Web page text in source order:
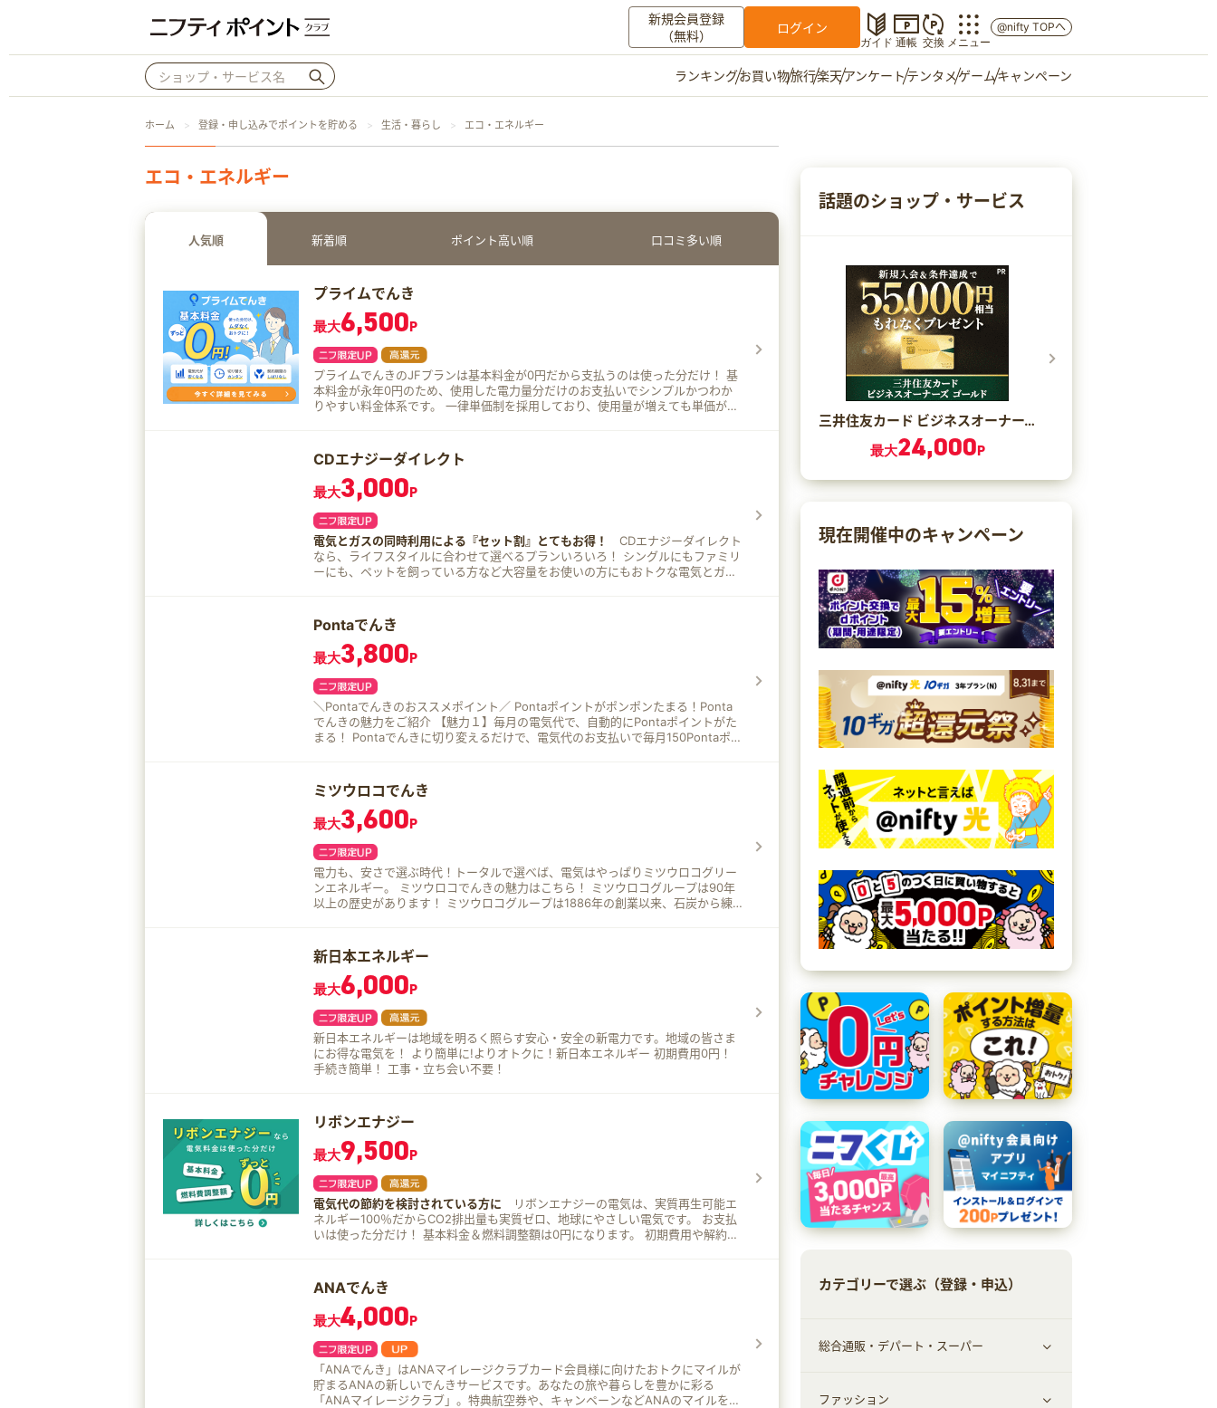
新規会員登録
（無料）
ログイン
ガイド 通帳 交換 メニュー
ポイント通帳 ポイント交換 登録情報
@nifty TOPへ
ランキングお買い物旅行楽天アンケートテンタメゲームキャンペーン
ホーム 登録・申し込みでポイントを貯める 生活・暮らし エコ・エネルギー
エコ・エネルギー
人気順 新着順 ポイント高い順 口コミ多い順
プライムでんき
最大6,500P
プライムでんきのJFプランは基本料金が0円だから支払うのは使った分だけ！ 基
本料金が永年0円のため、使用した電力量分だけのお支払いでシンプルかつわか
りやすい料金体系です。 一律単価制を採用しており、使用量が増えても単価が上
ームで手続きが完結し、スマートメーター設置工事の立会いも不要なので手間が
かかりません。
CDエナジーダイレクト
最大3,000P
電気とガスの同時利用による『セット割』とてもお得！
CDエナジーダイレクト
なら、ライフスタイルに合わせて選べるプランいろいろ！ シングルにもファミリ
ーにも、ペットを飼っている方など大容量をお使いの方にもおトクな電気とガス
での手続きの場合、お引越し前のご自宅の、解約手続きが必要。 おすすめポイン
ト！ でんきとガスをセットで申し込むと割り引きできます。（※3） 電気の月の
お支払い100円（税込）につき1ポイントが毎月自動で貯まります。（※4） ため
たカテエネポイントはほかのポイントや商品券に交換できます。 3 1.該当プラン
の需要場所において同一の名義によりCDエナジーとガス需給契約を締結され、該
当する電気・ガスプランの料金を同一の支払い方法によりお支払いいただく場合
に限る。 2.ガスセット割引が適用されるのは基本料金および電力量料金（燃料費
調整額を除く）。ただし、ガスセット割はスマートでんきが対象外。電気セット
割はゆかぽかガス・はつでんガスが対象外。 4 1.WEB会員サービス「カテエネ」
調整額含む・再生可能エネルギー発電促進賦課金除く）となります。
Pontaでんき
最大3,800P
＼Pontaでんきのおススメポイント／ Pontaポイントがポンポンたまる！Ponta
でんきの魅力をご紹介 【魅力１】毎月の電気代で、自動的にPontaポイントがた
まる！ Pontaでんきに切り変えるだけで、電気代のお支払いで毎月150Pontaポイ
なったり、明るさが変わったりということは起こりません。 信頼性や品質は今ま
でと変わらなく、安心してご利用いただけます。 【魅力3】お申込みはwebでカ
ンタン。初期・切替費用は一切かかりません。 切替に伴う今の電力会社への連絡
や工事の立ち合い・書類等のご記入も一切不要です。 【魅力4】電力会社ととも
にサービスを提供しているので安心 Pontaでんきはauエネルギー＆ライフと電力
会社が共に提供するサービスですので、ご安心ください。 【魅力５】電気代は毎
日アプリで確認 電気代は毎日アプリでチェック。グラフで視覚的に確認できま
す。 ＼こんな方におススメ／ ・Pontaポイントをためている方 ・電力会社の切
り替えに興味があり、電力会社は信頼性で選びたい方 ・電気の切替え手続きに手
ミツウロコでんき
最大3,600P
電力も、安さで選ぶ時代！トータルで選べば、電気はやっぱりミツウロコグリー
ンエネルギー。 ミツウロコでんきの魅力はこちら！ ミツウロコグループは90年
以上の歴史があります！ ミツウロコグループは1886年の創業以来、石炭から練
は2001年10月に発電事業に参入し、2010年8月にPPS（新電力）事業に参入して
おります。 電源調達でコストダウン！ ミツウロコでんきは、自社発電以外に各
発電事業者からさまざまな電源を調達しています。長期的な仕入原価を安定的に
確保できるため、低価格での電力販売を実現しています。 ペーパーレス化でコス
トダウン！ ミツウロコグリーンエネルギーでは、ミツウロコでんきをご契約いた
だいたお客様へ原則として請求書をお送りしていません。これにより、書類発
行・発送にかかるコストを削減し、低価格での電力販売を実現しています。 イン
ターネット活用でコストダウン！ ミツウロコでんきは、インターネットでお申し
込みが完結する仕組みにしています。また、ご契約内容の変更などの各種お手続
コグリーンエネルギーは、運営管理費などのコスト削減のため、電気料金の回収
業務を外部委託しています。 電気料金を口座振替でお支払いされるお客様は、当
社が債権を譲渡しておりますクレジット会社へお支払いいただく形となりますの
で、あらかじめご了承ください。
新日本エネルギー
最大6,000P
新日本エネルギーは地域を明るく照らす安心・安全の新電力です。地域の皆さま
にお得な電気を！ より簡単に!よりオトクに！新日本エネルギー 初期費用0円！
手続き簡単！ 工事・立ち会い不要！
リボンエナジー
最大9,500P
電気代の節約を検討されている方に リボンエナジーの電気は、実質再生可能エ
ネルギー100％だからCO2排出量も実質ゼロ、地球にやさしい電気です。 お支払
いは使った分だけ！ 基本料金＆燃料調整額は0円になります。 初期費用や解約手
ンエナジーが解約手続きを行います。 引っ越しの場合は最短2日後からご利用い
ただけます♪ お住まいの環境に応じてずっと割引 マイホーム割引 ファミリー割
引 ペット割引 オール電化割引 太陽光割引 蓄電池割引EV割引 など多くの割引メ
ニューをご用意しております。 安い時間帯に使うとおトクに！ 1日の時間帯によ
って電気料金が異なるので時間を選んでお得に電気の利用が可能です。マイペー
ジで電気料金の安い時間帯がわかります。
ANAでんき
最大4,000P
「ANAでんき」はANAマイレージクラブカード会員様に向けたおトクにマイルが
貯まるANAの新しいでんきサービスです。あなたの旅や暮らしを豊かに彩る
「ANAマイレージクラブ」。特典航空券や、キャンペーンなどANAのマイルを貯
話題のショップ・サービス
三井住友カード ビジネスオーナーズ ゴールド（カード発行）
最大24,000P
現在開催中のキャンペーン
カテゴリーで選ぶ（登録・申込）
総合通販・デパート・スーパー
すべて見る
ファッション